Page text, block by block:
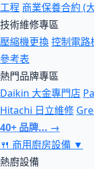
工程 商業保養合約 (
技術維修專區
壓縮機更換控制電路
參考表
熱門品牌專區
Daikin 大金專門店
Hitachi 日立維修
40+ 品牌... →
🍴 商用廚房設備 ▼
熱廚設備